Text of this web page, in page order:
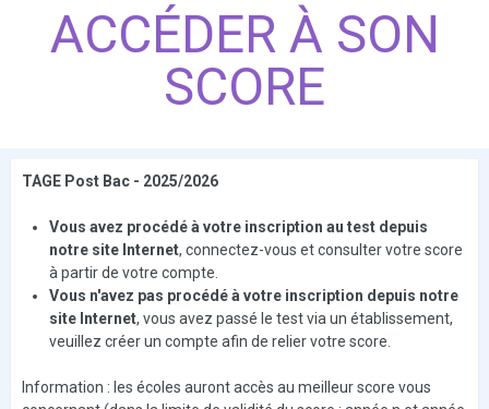
ACCÉDER À SON
SCORE
TAGE Post Bac - 2025/2026
Vous avez procédé à votre inscription au test depuis
notre site Internet, connectez-vous et consulter votre score
à partir de votre compte.
Vous n'avez pas procédé à votre inscription depuis notre
site Internet, vous avez passé le test via un établissement,
veuillez créer un compte afin de relier votre score.
Information : les écoles auront accès au meilleur score vous